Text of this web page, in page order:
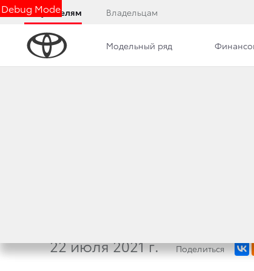
Debug Mode
Покупателям Владельцам
Модельный ряд
8 ФАКТОВ О
22 июля 2021 г. Поделиться